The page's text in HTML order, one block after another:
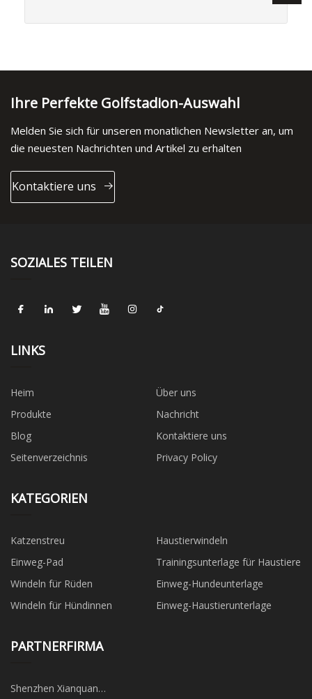
Ihre Perfekte Golfstadion-Auswahl
Melden Sie sich für unseren monatlichen Newsletter an, um
die neuesten Nachrichten und Artikel zu erhalten
Kontaktiere uns
SOZIALES TEILEN
LINKS
Heim
Über uns
Produkte
Nachricht
Blog
Kontaktiere uns
Seitenverzeichnis
Privacy Policy
KATEGORIEN
Katzenstreu
Haustierwindeln
Einweg-Pad
Trainingsunterlage für Haustiere
Windeln für Rüden
Einweg-Hundeunterlage
Windeln für Hündinnen
Einweg-Haustierunterlage
PARTNERFIRMA
Shenzhen Xianquan